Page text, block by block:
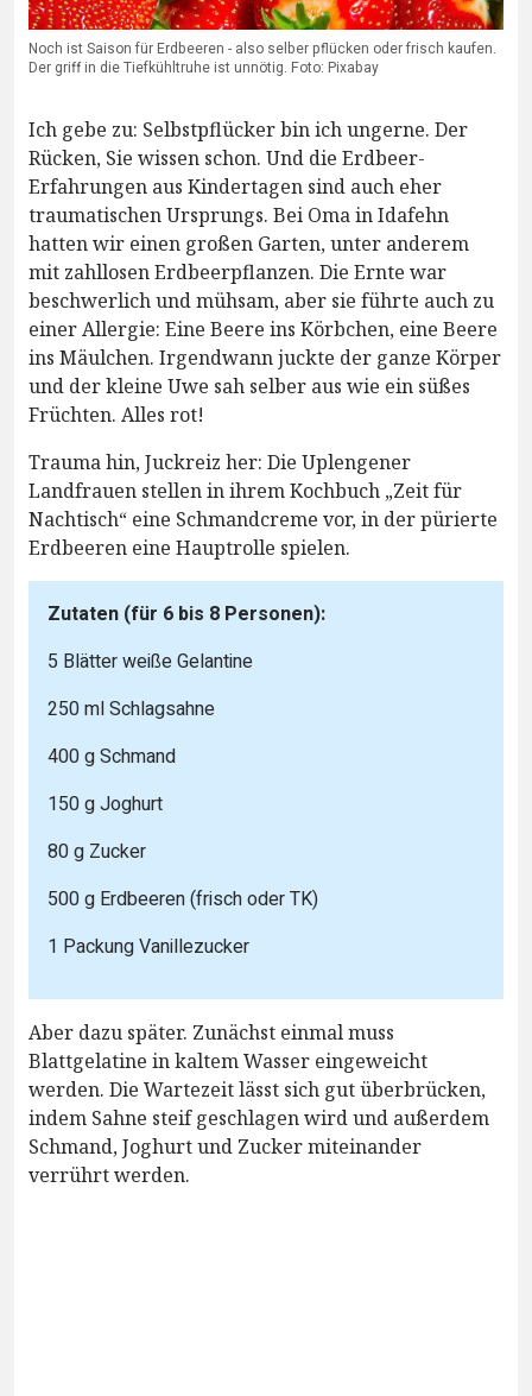
Noch ist Saison für Erdbeeren - also selber pflücken oder frisch kaufen.
Der griff in die Tiefkühltruhe ist unnötig. Foto: Pixabay
Ich gebe zu: Selbstpflücker bin ich ungerne. Der
Rücken, Sie wissen schon. Und die Erdbeer-
Erfahrungen aus Kindertagen sind auch eher
traumatischen Ursprungs. Bei Oma in Idafehn
hatten wir einen großen Garten, unter anderem
mit zahllosen Erdbeerpflanzen. Die Ernte war
beschwerlich und mühsam, aber sie führte auch zu
einer Allergie: Eine Beere ins Körbchen, eine Beere
ins Mäulchen. Irgendwann juckte der ganze Körper
und der kleine Uwe sah selber aus wie ein süßes
Früchten. Alles rot!
Trauma hin, Juckreiz her: Die Uplengener
Landfrauen stellen in ihrem Kochbuch „Zeit für
Nachtisch“ eine Schmandcreme vor, in der pürierte
Erdbeeren eine Hauptrolle spielen.
Zutaten (für 6 bis 8 Personen):
5 Blätter weiße Gelantine
250 ml Schlagsahne
400 g Schmand
150 g Joghurt
80 g Zucker
500 g Erdbeeren (frisch oder TK)
1 Packung Vanillezucker
Aber dazu später. Zunächst einmal muss
Blattgelatine in kaltem Wasser eingeweicht
werden. Die Wartezeit lässt sich gut überbrücken,
indem Sahne steif geschlagen wird und außerdem
Schmand, Joghurt und Zucker miteinander
verrührt werden.